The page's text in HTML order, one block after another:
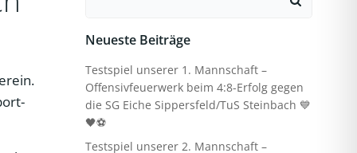
Neueste Beiträge
Testspiel unserer 1. Mannschaft –
Offensivfeuerwerk beim 4:8-Erfolg gegen
die SG Eiche Sippersfeld/TuS Steinbach 💙
🖤⚽
Testspiel unserer 2. Mannschaft –